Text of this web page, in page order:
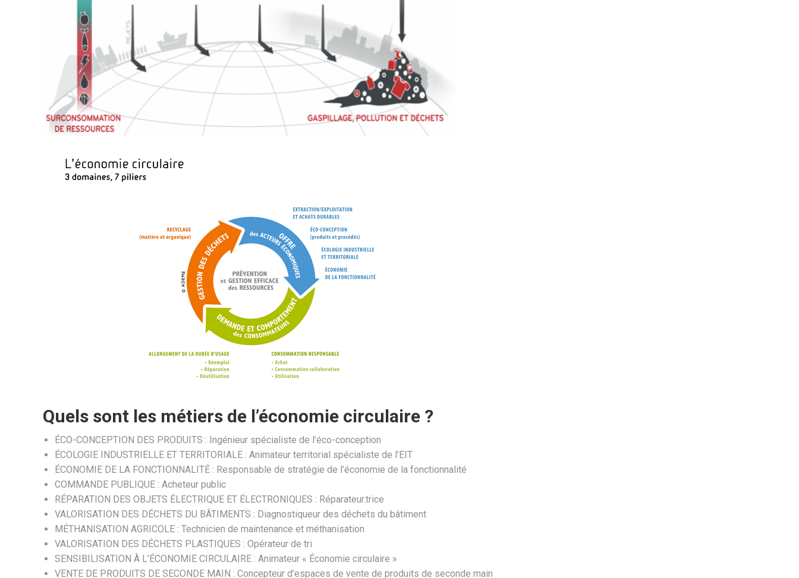
Quels sont les métiers de l’économie circulaire ?
ÉCO-CONCEPTION DES PRODUITS : Ingénieur spécialiste de l’éco-conception
ÉCOLOGIE INDUSTRIELLE ET TERRITORIALE : Animateur territorial spécialiste de l’EIT
ÉCONOMIE DE LA FONCTIONNALITÉ : Responsable de stratégie de l’économie de la fonctionnalité
COMMANDE PUBLIQUE : Acheteur public
RÉPARATION DES OBJETS ÉLECTRIQUE ET ÉLECTRONIQUES : Réparateur.trice
VALORISATION DES DÉCHETS DU BÂTIMENTS : Diagnostiqueur des déchets du bâtiment
MÉTHANISATION AGRICOLE : Technicien de maintenance et méthanisation
VALORISATION DES DÉCHETS PLASTIQUES : Opérateur de tri
SENSIBILISATION À L’ÉCONOMIE CIRCULAIRE : Animateur « Économie circulaire »
VENTE DE PRODUITS DE SECONDE MAIN : Concepteur d’espaces de vente de produits de seconde main